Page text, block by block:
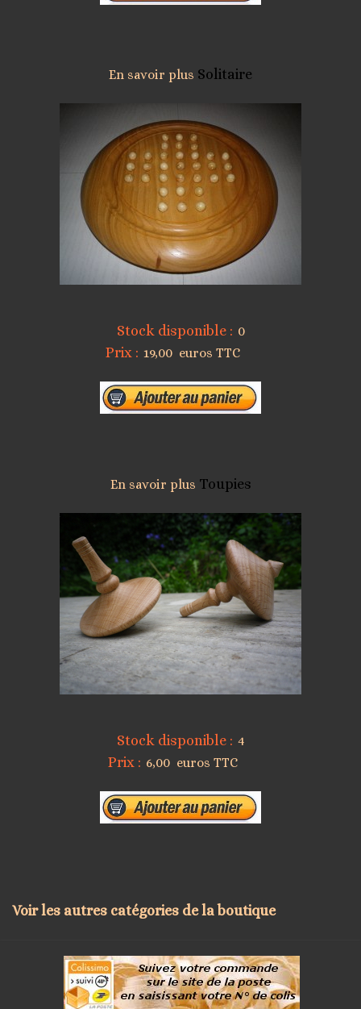
En savoir plus Solitaire
Stock disponible : 0
Prix : 19,00 euros TTC
En savoir plus Toupies
Stock disponible : 4
Prix : 6,00 euros TTC
Voir les autres catégories de la boutique